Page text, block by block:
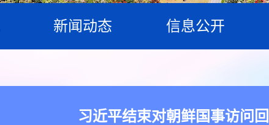
新闻动态 信息公开
习近平结束对朝鲜国事访问